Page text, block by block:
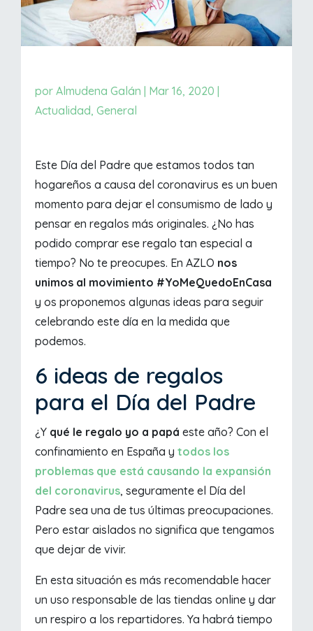
porAlmudena Galán Mar 16, 2020
Actualidad,General
Este Día del Padre que estamos todos tan
hogareños a causa del coronavirus es un buen
momento para dejar el consumismo de lado y
pensar en regalos más originales. ¿No has
podido comprar ese regalo tan especial a
tiempo? No te preocupes. En AZLO nos
unimos al movimiento #YoMeQuedoEnCasa
y os proponemos algunas ideas para seguir
celebrando este día en la medida que
podemos.
6 ideas de regalos
para el Día del Padre
¿Y qué le regalo yo a papáeste año? Con el
confinamiento en España ytodos los
problemas que está causando la expansión
del coronavirus, seguramente el Día del
Padre sea una de tus últimas preocupaciones.
Pero estar aislados no significa que tengamos
que dejar de vivir.
En esta situación es más recomendable hacer
un uso responsable de las tiendas online y dar
un respiro a los repartidores. Ya habrá tiempo